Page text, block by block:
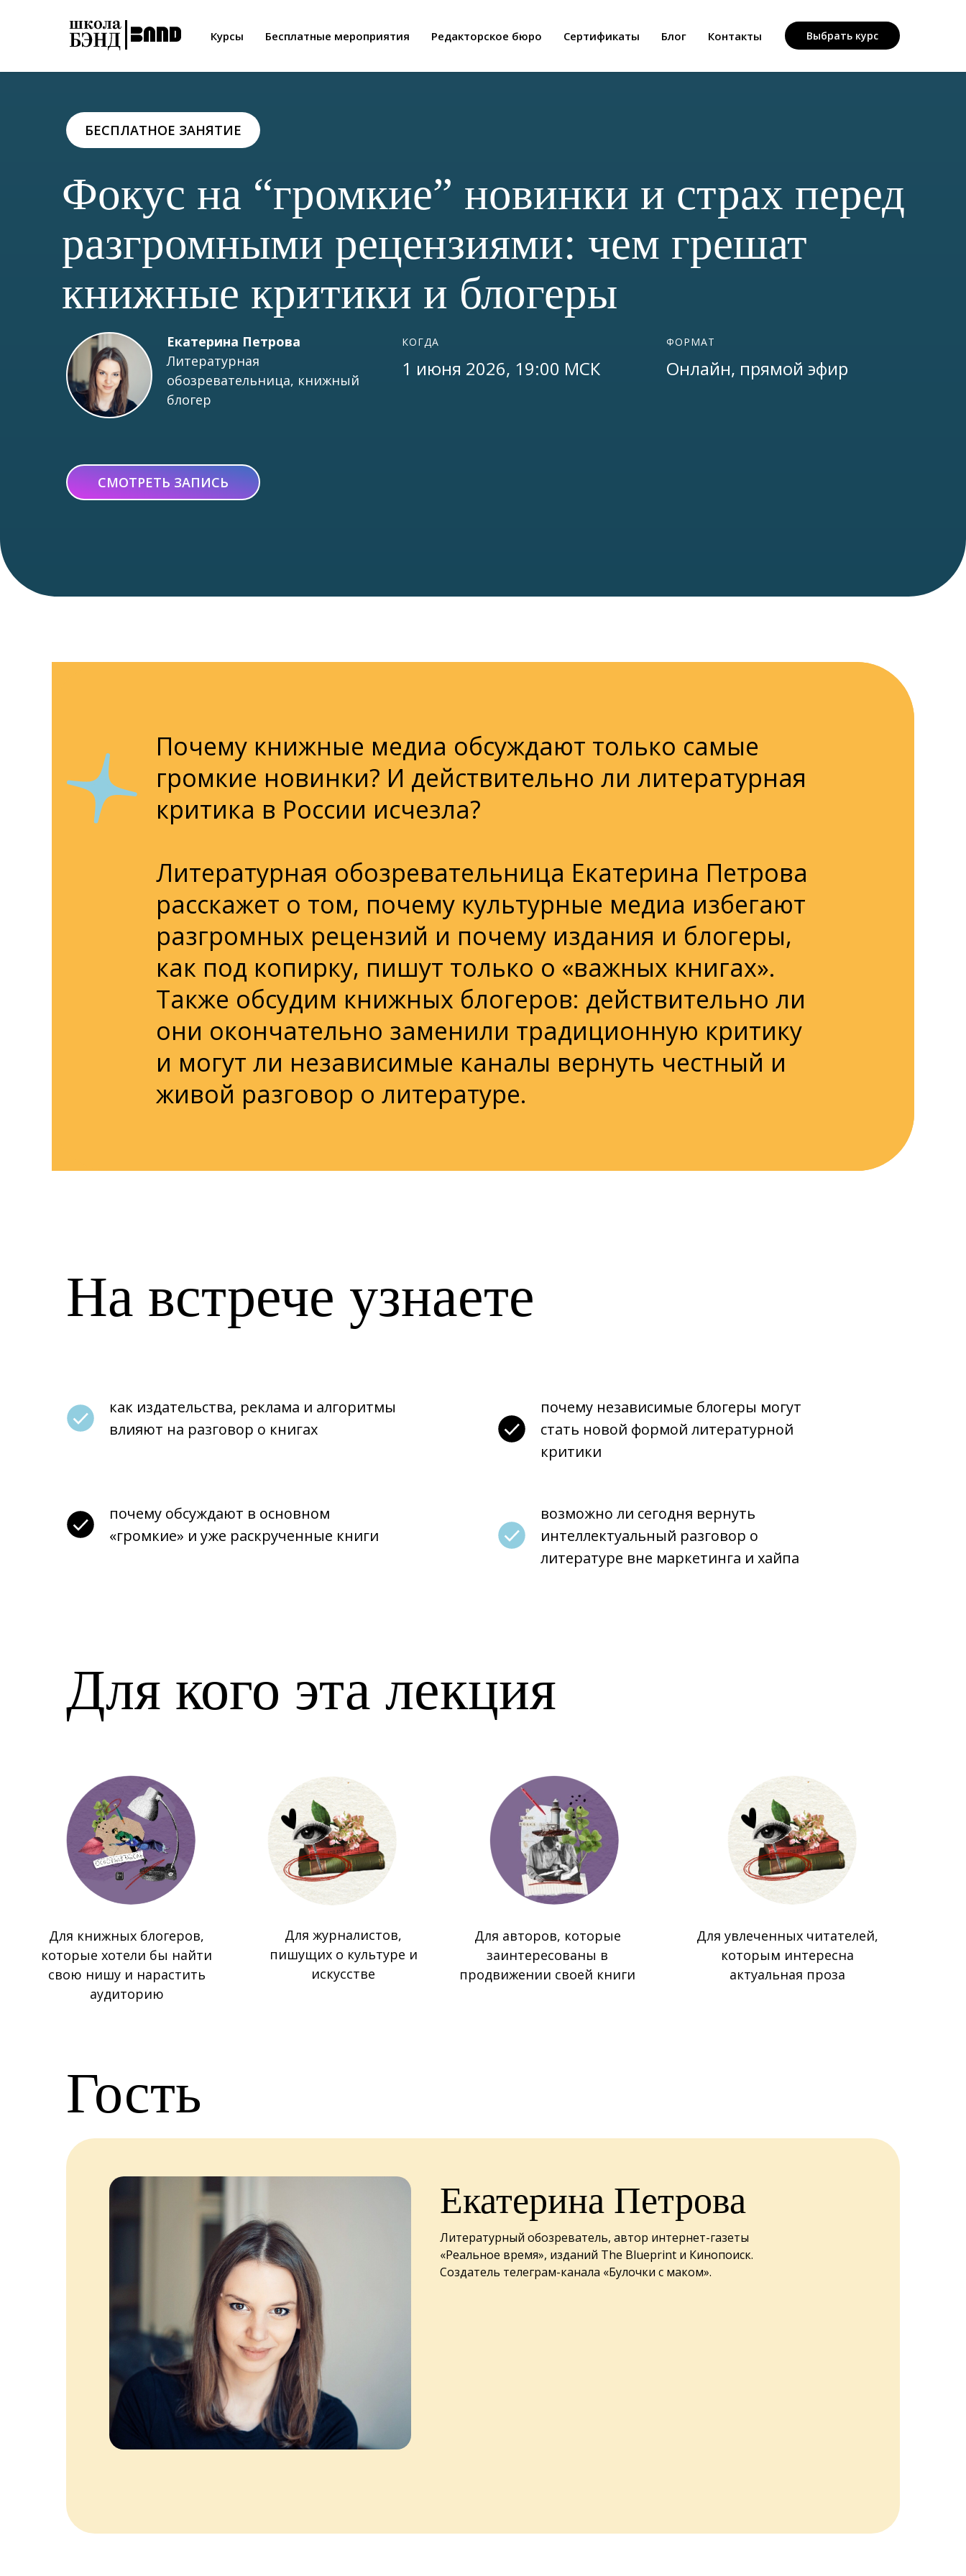
Курсы Бесплатные мероприятия Редакторское бюро Сертификаты Блог Контакты Выбрать курс
Екатерина Петрова
Литературная
обозревательница, книжный
блогер
Фокус на “громкие” новинки и страх перед
разгромными рецензиями: чем грешат
книжные критики и блогеры
1 июня 2026, 19:00 МСК Онлайн, прямой эфир
КОГДА ФОРМАТ
СМОТРЕТЬ ЗАПИСЬ
БЕСПЛАТНОЕ ЗАНЯТИЕ
Почему книжные медиа обсуждают только самые
громкие новинки? И действительно ли литературная
критика в России исчезла?
Литературная обозревательница Екатерина Петрова
расскажет о том, почему культурные медиа избегают
разгромных рецензий и почему издания и блогеры,
как под копирку, пишут только о «важных книгах».
Также обсудим книжных блогеров: действительно ли
они окончательно заменили традиционную критику
и могут ли независимые каналы вернуть честный и
живой разговор о литературе.
На встрече узнаете
как издательства, реклама и алгоритмы
влияют на разговор о книгах
почему независимые блогеры могут
стать новой формой литературной
критики
почему обсуждают в основном
«громкие» и уже раскрученные книги
возможно ли сегодня вернуть
интеллектуальный разговор о
литературе вне маркетинга и хайпа
Для кого эта лекция
Для книжных блогеров,
которые хотели бы найти
свою нишу и нарастить
аудиторию
Для журналистов,
пишущих о культуре и
искусстве
Для увлеченных читателей,
которым интересна
актуальная проза
Для авторов, которые
заинтересованы в
продвижении своей книги
Гость
Екатерина Петрова
Литературный обозреватель, автор интернет-газеты
«Реальное время», изданий The Blueprint и Кинопоиск.
Создатель телеграм-канала «Булочки с маком».